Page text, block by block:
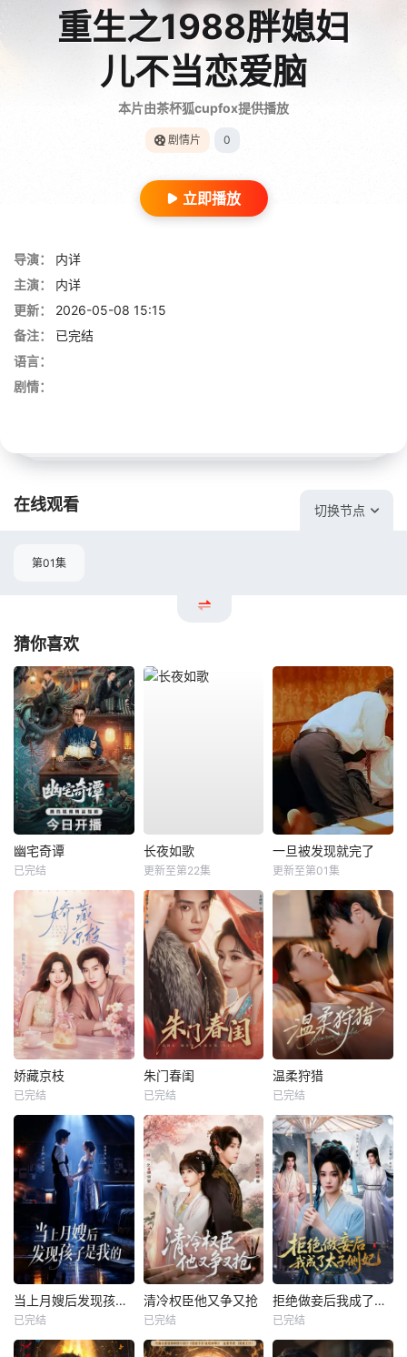
重生之1988胖媳妇
儿不当恋爱脑
本片由茶杯狐cupfox提供播放
剧情片 0
立即播放
导演：
内详
主演：
内详
更新：
2026-05-08 15:15
备注：
已完结
语言：
剧情：
在线观看 切换节点
第01集
猜你喜欢
幽宅奇谭
已完结
长夜如歌
更新至第22集
一旦被发现就完了
更新至第01集
娇藏京枝
已完结
朱门春闺
已完结
温柔狩猎
已完结
当上月嫂后发现孩子是我的
已完结
清冷权臣他又争又抢
已完结
拒绝做妾后我成了太子侧妃
已完结